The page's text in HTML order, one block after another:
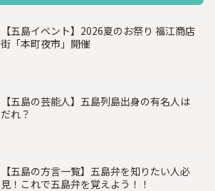
【五島イベント】2026夏のお祭り 福江商店
街「本町夜市」開催
【五島の芸能人】五島列島出身の有名人は
だれ？
【五島の方言一覧】五島弁を知りたい人必
見！これで五島弁を覚えよう！！